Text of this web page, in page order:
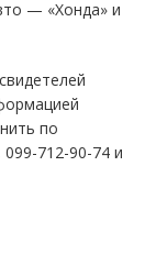
— «Хонда» и
по
712-90-74 и